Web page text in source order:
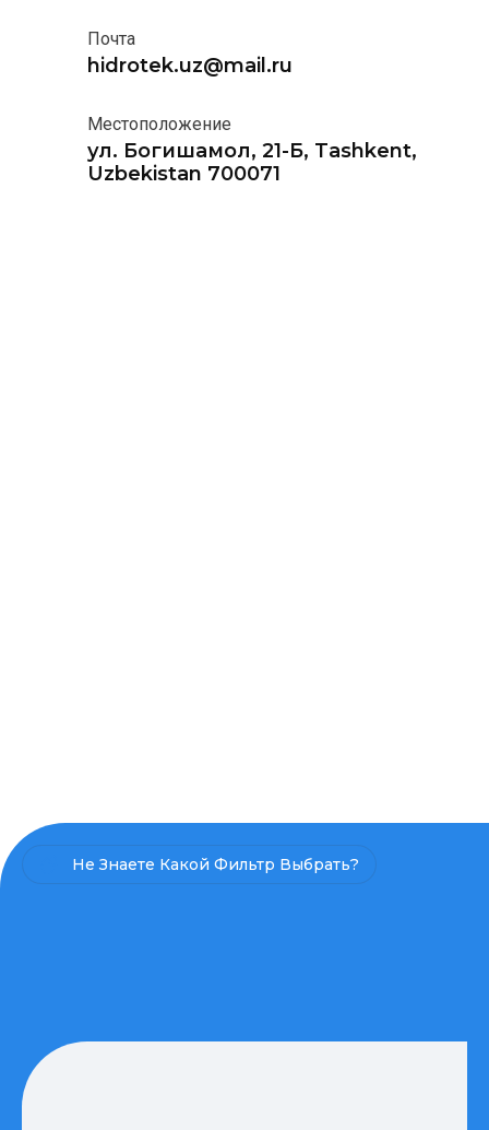
Почта
hidrotek.uz@mail.ru
Местоположение
ул. Богишамол, 21-Б, Tashkent,
Uzbekistan 700071
Не Знаете Какой Фильтр Выбрать?